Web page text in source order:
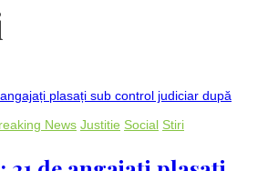
News Justitie Social Stiri